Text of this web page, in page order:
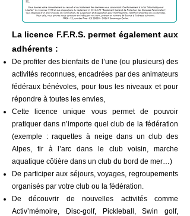
La licence F.F.R.S. permet égalementaux
adhérents :
De profiter des bienfaits de l’une (ou plusieurs) des
activités reconnues, encadrées par des animateurs
fédéraux bénévoles, pour tous les niveaux et pour
répondre à toutes les envies,
Cette licence unique vous permet de pouvoir
pratiquer dans n’importe quel club de la fédération
(exemple : raquettes à neige dans un club des
Alpes, tir à l’arc dans le club voisin, marche
aquatique côtière dans un club du bord de mer…)
De participer aux séjours, voyages, regroupements
organisés par votre club ou la fédération.
De découvrir de nouvelles activités comme
Activ’mémoire, Disc-golf, Pickleball, Swin golf,